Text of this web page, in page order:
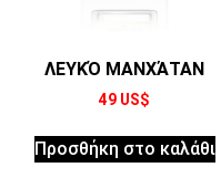
ΛΕΥΚΌ ΜΑΝΧΆΤΑΝ
49 US$
Προσθήκη στο καλάθι